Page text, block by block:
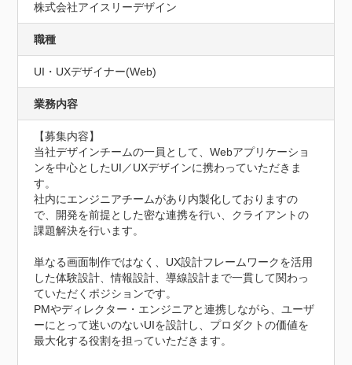
株式会社アイスリーデザイン
職種
UI・UXデザイナー(Web)
業務内容
【募集内容】
当社デザインチームの一員として、Webアプリケーショ
ンを中心としたUI／UXデザインに携わっていただきま
す。
社内にエンジニアチームがあり内製化しておりますの
で、開発を前提とした密な連携を行い、クライアントの
課題解決を行います。
単なる画面制作ではなく、UX設計フレームワークを活用
した体験設計、情報設計、導線設計まで一貫して関わっ
ていただくポジションです。
PMやディレクター・エンジニアと連携しながら、ユーザ
ーにとって迷いのないUIを設計し、プロダクトの価値を
最大化する役割を担っていただきます。